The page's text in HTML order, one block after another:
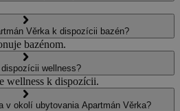
Věrka k dispozícii bazén?
bazénom.
wellness?
wellness k dispozícii.
v okolí ubytovania Apartmán Věrka?